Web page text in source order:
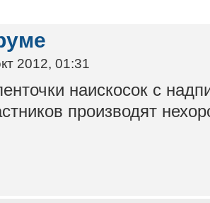
2012, 01:31
наискосок с
производят